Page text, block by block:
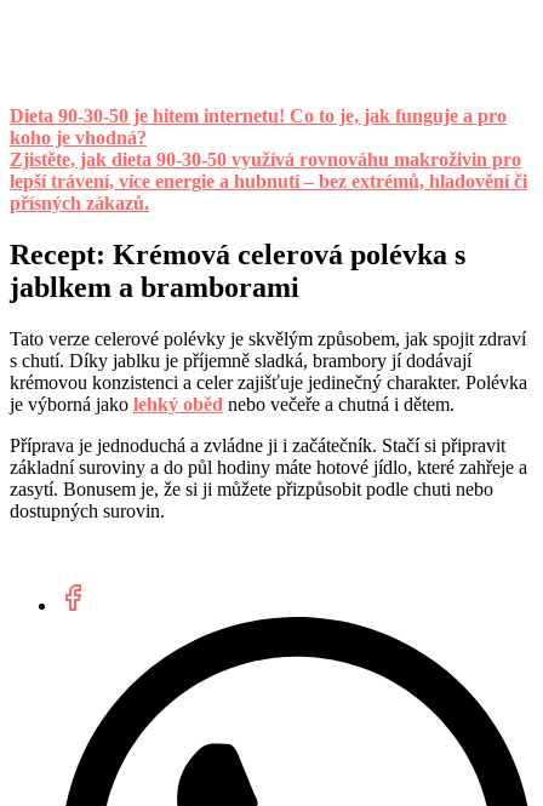
Dieta 90-30-50 je hitem internetu! Co to je, jak funguje a pro
koho je vhodná?
Zjistěte, jak dieta 90-30-50 využívá rovnováhu makroživin pro
lepší trávení, více energie a hubnutí – bez extrémů, hladovění či
přísných zákazů.
Recept: Krémová celerová polévka s
jablkem a bramborami
Tato verze celerové polévky je skvělým způsobem, jak spojit zdraví
s chutí. Díky jablku je příjemně sladká, brambory jí dodávají
krémovou konzistenci a celer zajišťuje jedinečný charakter. Polévka
je výborná jako lehký oběd nebo večeře a chutná i dětem.
Příprava je jednoduchá a zvládne ji i začátečník. Stačí si připravit
základní suroviny a do půl hodiny máte hotové jídlo, které zahřeje a
zasytí. Bonusem je, že si ji můžete přizpůsobit podle chuti nebo
dostupných surovin.